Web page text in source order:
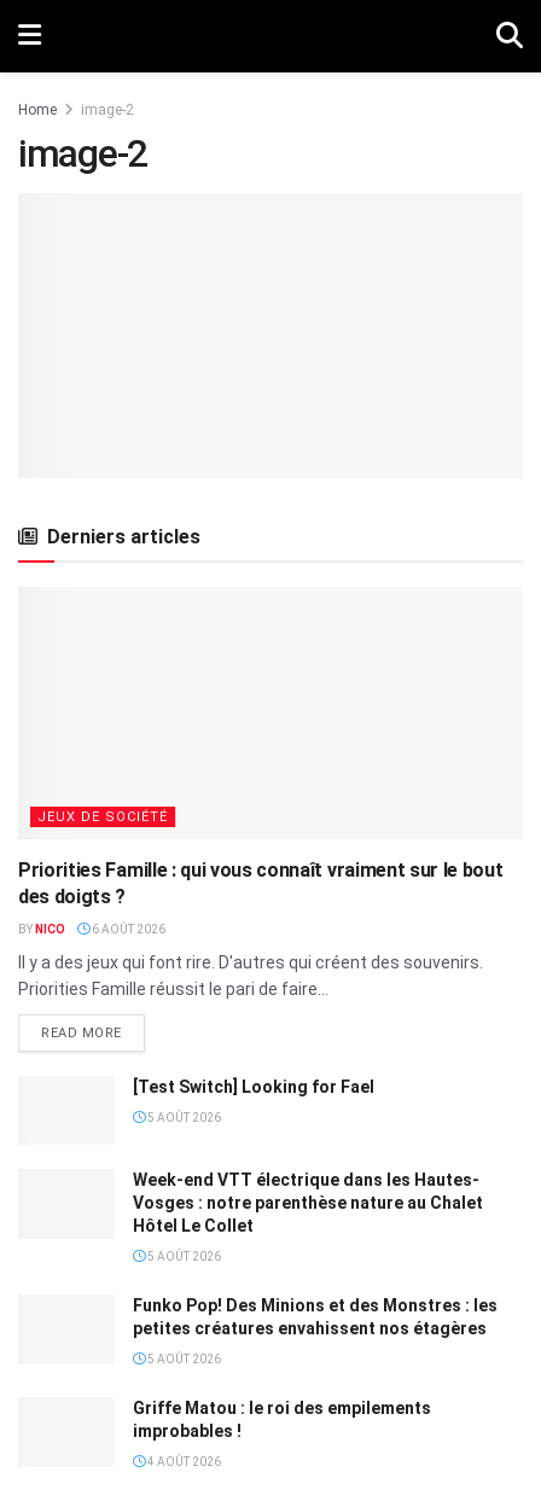
Home image-2
image-2
Derniers articles
JEUX DE SOCIÉTÉ
Priorities Famille : qui vous connaît vraiment sur le bout
des doigts ?
BY NICO 6 AOÛT 2026
Il y a des jeux qui font rire. D'autres qui créent des souvenirs.
Priorities Famille réussit le pari de faire...
READ MORE
[Test Switch] Looking for Fael
5 AOÛT 2026
Week-end VTT électrique dans les Hautes-
Vosges : notre parenthèse nature au Chalet
Hôtel Le Collet
5 AOÛT 2026
Funko Pop! Des Minions et des Monstres : les
petites créatures envahissent nos étagères
5 AOÛT 2026
Griffe Matou : le roi des empilements
improbables !
4 AOÛT 2026